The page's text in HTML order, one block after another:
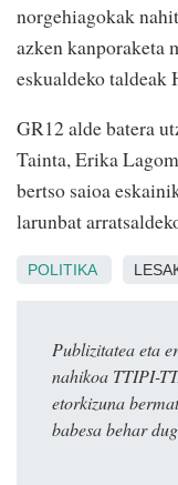
norgehiagokak
azken kanporaketa
eskualdeko taldeak
GR12 alde batera
Tainta, Erika
bertso saioa
larunbat
POLITIKA
Publizitatea eta
nahikoa TTIPI-
etorkizuna
babesa behar